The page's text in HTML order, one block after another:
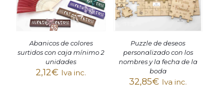
Abanicos de colores
surtidos con caja mínimo 2
unidades
2,12€ Iva inc.
Puzzle de deseos
personalizado con los
nombres y la fecha de la
boda
32,85€ Iva inc.